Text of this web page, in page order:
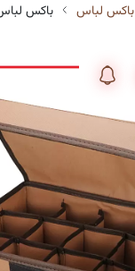
باکس لباس باکس لباس ۱۲